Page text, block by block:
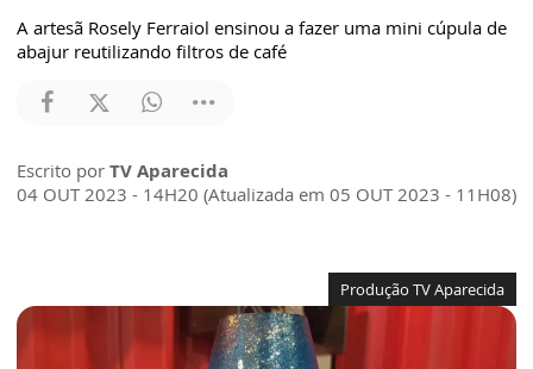
A artesã Rosely Ferraiol ensinou a fazer uma mini cúpula de
abajur reutilizando filtros de café
Escrito por TV Aparecida
04 OUT 2023 - 14H20 (Atualizada em 05 OUT 2023 - 11H08)
Produção TV Aparecida